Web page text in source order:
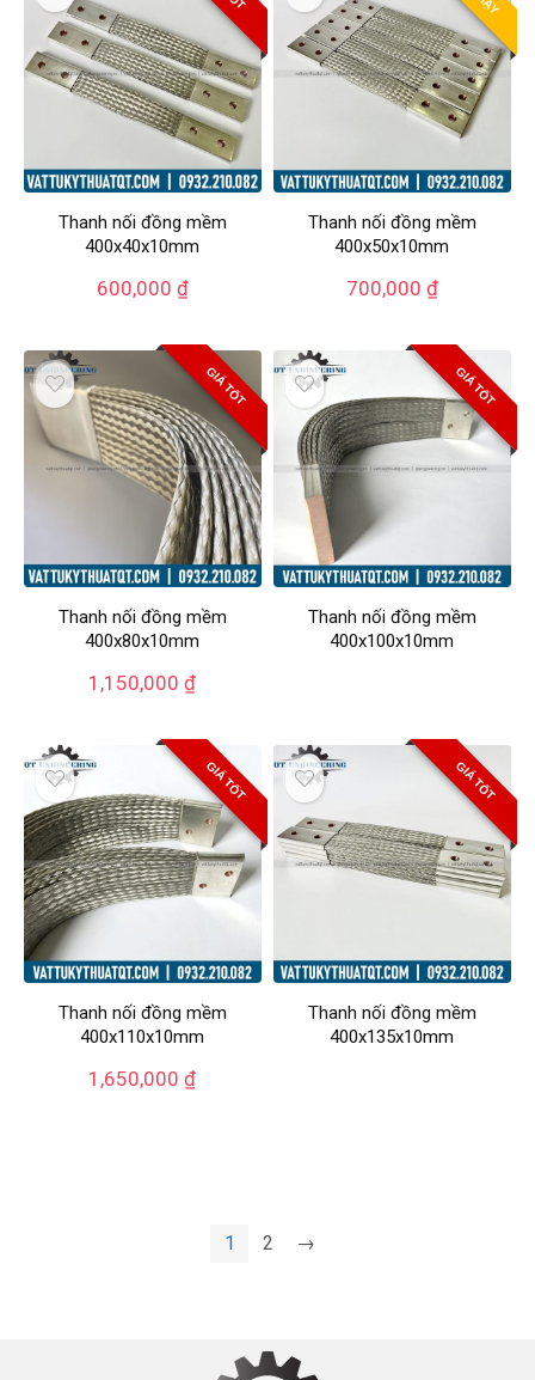
Thanh nối đồng mềm
400x40x10mm
600,000 ₫
Thanh nối đồng mềm
400x50x10mm
700,000 ₫
GIÁ TỐT
Thanh nối đồng mềm
400x80x10mm
1,150,000₫
GIÁ TỐT
Thanh nối đồng mềm
400x100x10mm
GIÁ TỐT
Thanh nối đồng mềm
400x110x10mm
1,650,000₫
GIÁ TỐT
Thanh nối đồng mềm
400x135x10mm
1 2 →